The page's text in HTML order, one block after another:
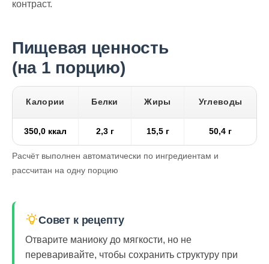
контраст.
Пищевая ценность
(на 1 порцию)
Калории Белки Жиры Углеводы
350,0 ккал 2,3 г 15,5 г 50,4 г
Расчёт выполнен автоматически по ингредиентам и
рассчитан на одну порцию
Совет к рецепту
Отварите маниоку до мягкости, но не
переваривайте, чтобы сохранить структуру при